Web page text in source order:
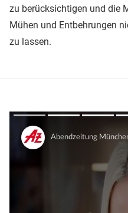
zu berücksichtigen und die
Mühen und Entbehrungen
zu lassen.